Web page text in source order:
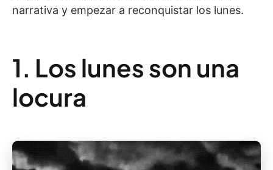
narrativa y empezar a reconquistar los lunes.
1. Los lunes son una
locura